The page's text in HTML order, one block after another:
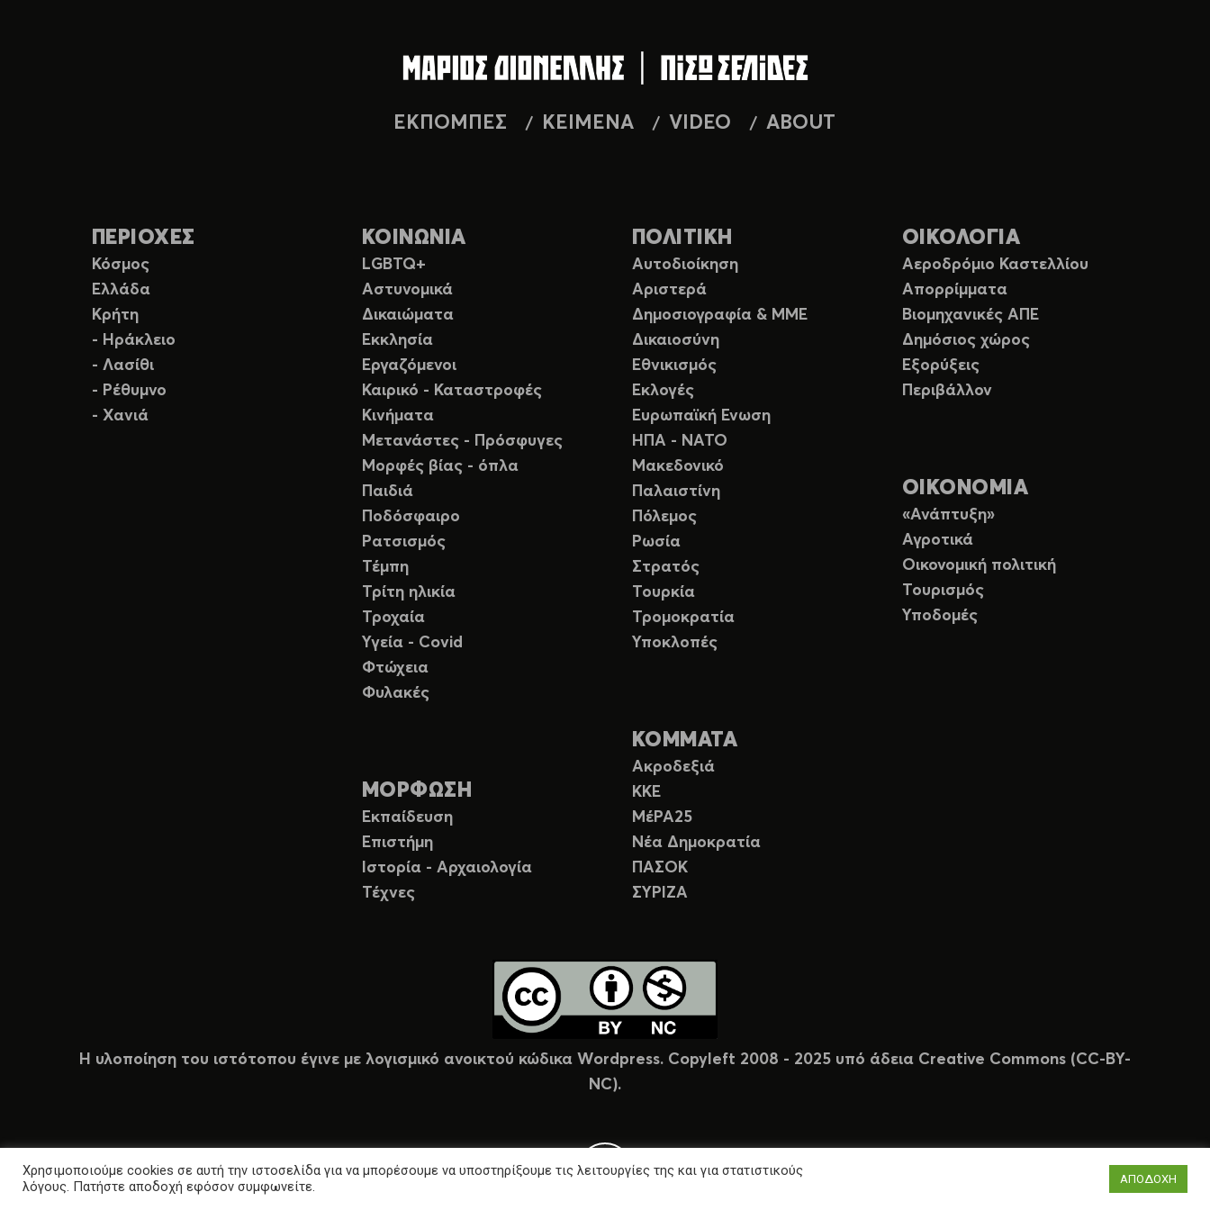
ΕΚΠΟΜΠΕΣ ΚΕΙΜΕΝΑ VIDEO ABOUT
ΠΕΡΙΟΧΕΣ
Κόσμος
Ελλάδα
Κρήτη
- Ηράκλειο
- Λασίθι
- Ρέθυμνο
- Χανιά
ΚΟΙΝΩΝΙΑ
LGBTQ+
Αστυνομικά
Δικαιώματα
Εκκλησία
Εργαζόμενοι
Καιρικό - Καταστροφές
Κινήματα
Μετανάστες - Πρόσφυγες
Μορφές βίας - όπλα
Παιδιά
Ποδόσφαιρο
Ρατσισμός
Τέμπη
Τρίτη ηλικία
Τροχαία
Υγεία - Covid
Φτώχεια
Φυλακές
ΜΟΡΦΩΣΗ
Εκπαίδευση
Επιστήμη
Ιστορία - Αρχαιολογία
Τέχνες
ΠΟΛΙΤΙΚΗ
Αυτοδιοίκηση
Αριστερά
Δημοσιογραφία & ΜΜΕ
Δικαιοσύνη
Εθνικισμός
Εκλογές
Ευρωπαϊκή Ενωση
ΗΠΑ - ΝΑΤΟ
Μακεδονικό
Παλαιστίνη
Πόλεμος
Ρωσία
Στρατός
Τουρκία
Τρομοκρατία
Υποκλοπές
ΚΟΜΜΑΤΑ
Ακροδεξιά
ΚΚΕ
ΜέΡΑ25
Νέα Δημοκρατία
ΠΑΣΟΚ
ΣΥΡΙΖΑ
ΟΙΚΟΛΟΓΙΑ
Αεροδρόμιο Καστελλίου
Απορρίμματα
Βιομηχανικές ΑΠΕ
Δημόσιος χώρος
Εξορύξεις
Περιβάλλον
ΟΙΚΟΝΟΜΙΑ
«Ανάπτυξη»
Αγροτικά
Οικονομική πολιτική
Τουρισμός
Υποδομές
Η υλοποίηση του ιστότοπου έγινε με λογισμικό ανοικτού κώδικα Wordpress. Copyleft 2008 - 2025 υπό άδεια Creative Commons (CC-BY-
NC).
Χρησιμοποιούμε cookies σε αυτή την ιστοσελίδα για να μπορέσουμε να υποστηρίξουμε τις λειτουργίες της και για στατιστικούς
λόγους. Πατήστε αποδοχή εφόσον συμφωνείτε.
ΑΠΟΔΟΧΗ